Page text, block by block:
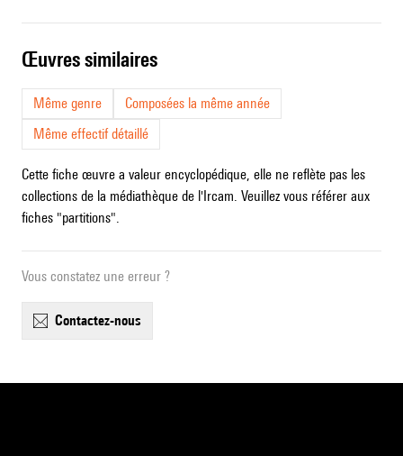
œuvres similaires
Même genre
Composées la même année
Même effectif détaillé
Cette fiche œuvre a valeur encyclopédique, elle ne reflète pas les
collections de la médiathèque de l'Ircam. Veuillez vous référer aux
fiches "partitions".
Vous constatez une erreur ?
contactez-nous